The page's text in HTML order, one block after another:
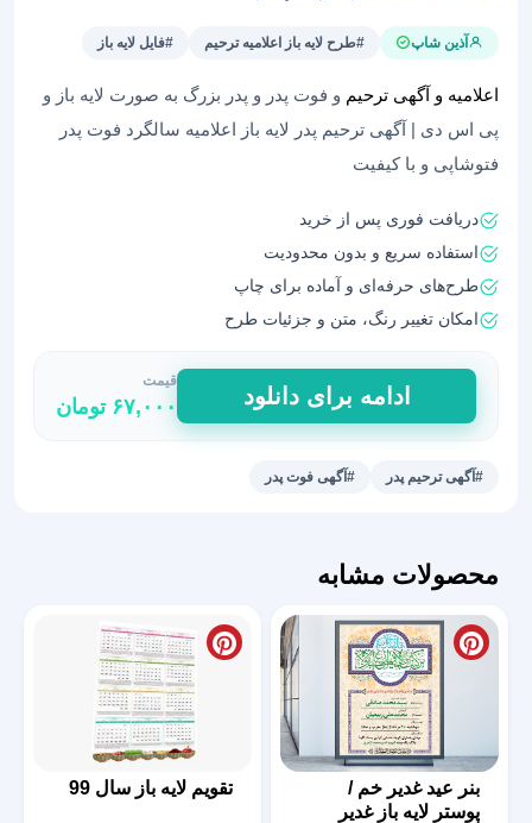
آذین شاپ #طرح لایه باز اعلامیه ترحیم #فایل لایه باز
اعلامیه و آگهی ترحیم و فوت پدر و پدر بزرگ به صورت لایه باز و
پی اس دی | آگهی ترحیم پدر لایه باز اعلامیه سالگرد فوت پدر
فتوشاپی و با کیفیت
دریافت فوری پس از خرید
استفاده سریع و بدون محدودیت
طرح‌های حرفه‌ای و آماده برای چاپ
امکان تغییر رنگ، متن و جزئیات طرح
اعلامیه
لایه
باز
فوت
ادامه برای دانلود
قیمت
۶۷,۰۰۰ تومان
#آگهی ترحیم پدر #آگهی فوت پدر
محصولات مشابه
بنر عید غدیر خم /
پوستر لایه باز غدیر
تقویم لایه باز سال 99